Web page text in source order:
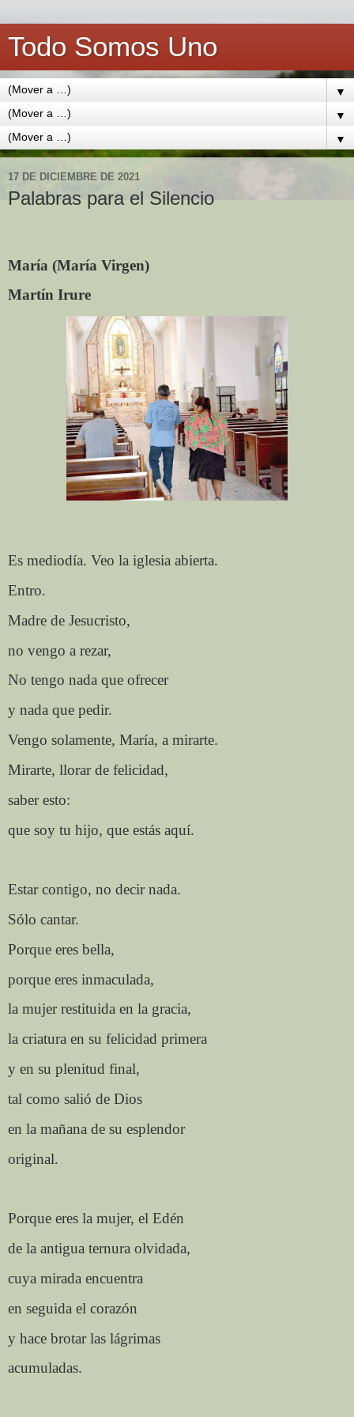
Todo Somos Uno
▼
▼
▼
17 DE DICIEMBRE DE 2021
Palabras para el Silencio
María (María Virgen)
Martín Irure
Es mediodía. Veo la iglesia abierta.
Entro.
Madre de Jesucristo,
no vengo a rezar,
No tengo nada que ofrecer
y nada que pedir.
Vengo solamente, María, a mirarte.
Mirarte, llorar de felicidad,
saber esto:
que soy tu hijo, que estás aquí.
Estar contigo, no decir nada.
Sólo cantar.
Porque eres bella,
porque eres inmaculada,
la mujer restituida en la gracia,
la criatura en su felicidad primera
y en su plenitud final,
tal como salió de Dios
en la mañana de su esplendor
original.
Porque eres la mujer, el Edén
de la antigua ternura olvidada,
cuya mirada encuentra
en seguida el corazón
y hace brotar las lágrimas
acumuladas.